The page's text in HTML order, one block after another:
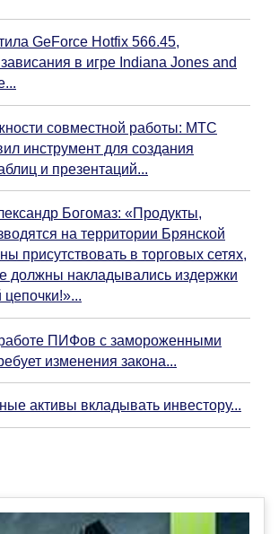
GeForce Hotfix 566.45,
в игре Indiana Jones and
совместной работы: МТС
инструмент для создания
и презентаций...
Богомаз: «Продукты,
на территории Брянской
присутствовать в торговых сетях,
должны накладывались издержки
цепочки!»...
ПИФов с замороженными
изменения закона...
активы вкладывать инвестору...